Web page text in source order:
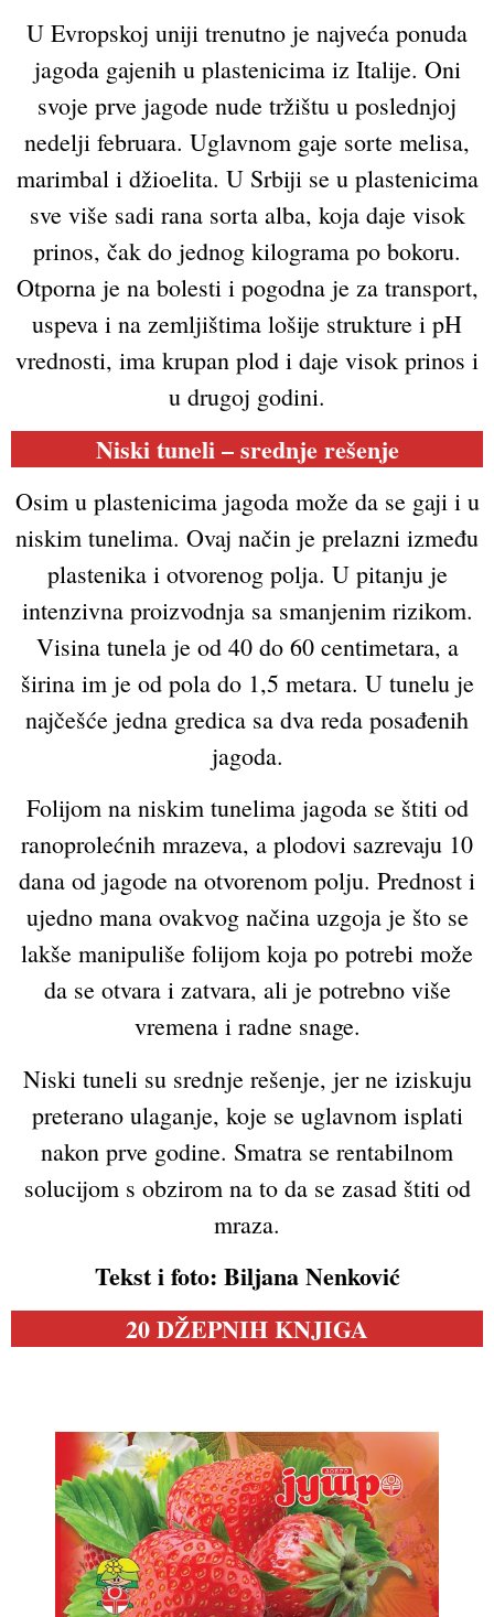
U Evropskoj uniji trenutno je najveća ponuda
jagoda gajenih u plastenicima iz Italije. Oni
svoje prve jagode nude tržištu u poslednjoj
nedelji februara. Uglavnom gaje sorte melisa,
marimbal i džioelita. U Srbiji se u plastenicima
sve više sadi rana sorta alba, koja daje visok
prinos, čak do jednog kilograma po bokoru.
Otporna je na bolesti i pogodna je za transport,
uspeva i na zemljištima lošije strukture i pH
vrednosti, ima krupan plod i daje visok prinos i
u drugoj godini.
Niski tuneli – srednje rešenje
Osim u plastenicima jagoda može da se gaji i u
niskim tunelima. Ovaj način je prelazni između
plastenika i otvorenog polja. U pitanju je
intenzivna proizvodnja sa smanjenim rizikom.
Visina tunela je od 40 do 60 centimetara, a
širina im je od pola do 1,5 metara. U tunelu je
najčešće jedna gredica sa dva reda posađenih
jagoda.
Folijom na niskim tunelima jagoda se štiti od
ranoprolećnih mrazeva, a plodovi sazrevaju 10
dana od jagode na otvorenom polju. Prednost i
ujedno mana ovakvog načina uzgoja je što se
lakše manipuliše folijom koja po potrebi može
da se otvara i zatvara, ali je potrebno više
vremena i radne snage.
Niski tuneli su srednje rešenje, jer ne iziskuju
preterano ulaganje, koje se uglavnom isplati
nakon prve godine. Smatra se rentabilnom
solucijom s obzirom na to da se zasad štiti od
mraza.
Tekst i foto: Biljana Nenković
20 DŽEPNIH KNJIGA